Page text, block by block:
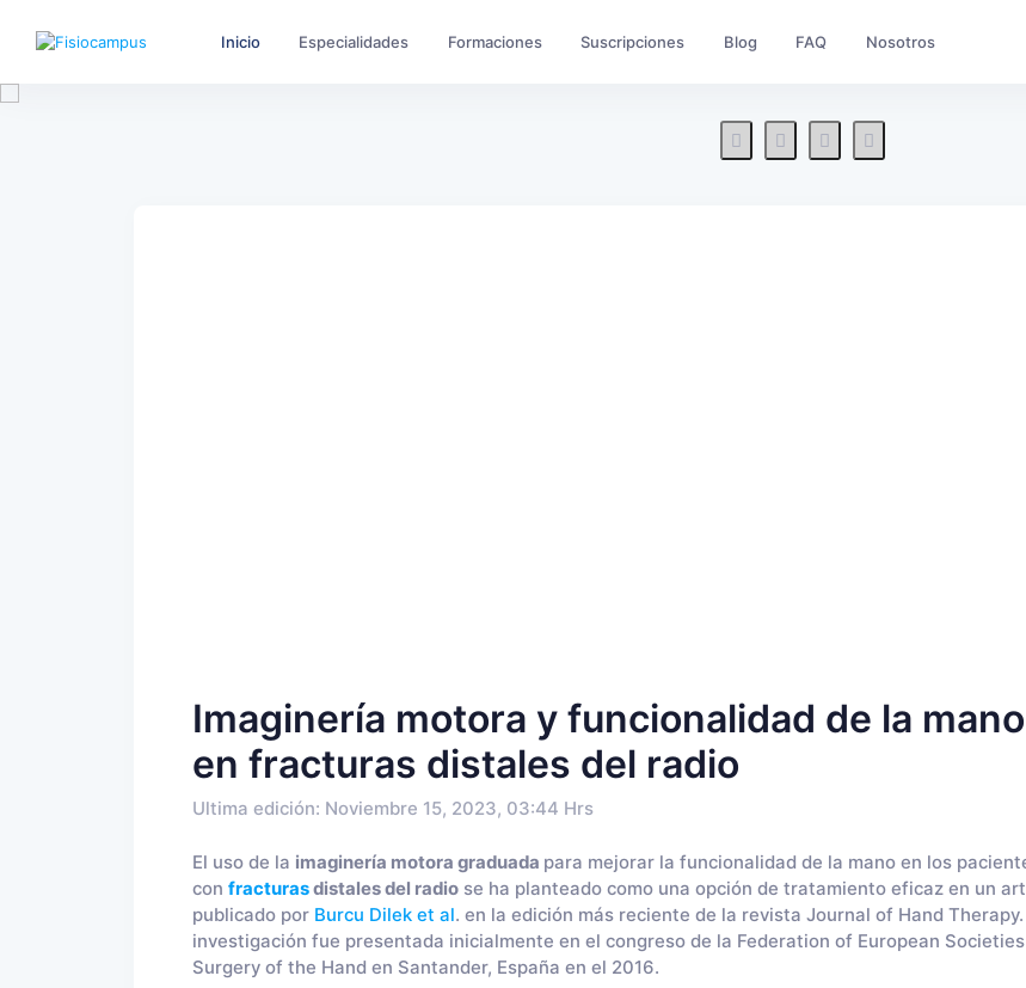
Inicio Especialidades Formaciones Suscripciones Blog FAQ Nosotros
Imaginería motora y funcionalidad de la mano
en fracturas distales del radio
Ultima edición: Noviembre 15, 2023, 03:44 Hrs
El uso de la imaginería motora graduada para mejorar la funcionalidad de la mano en los
con fracturasdistales del radiose ha planteado como una opción de tratamiento eficaz en un
publicado por Burcu Dilek et al. en la edición más reciente de la revista Journal of Hand Therapy.
investigación fue presentada inicialmente en el congreso de la Federation of European
Surgery of the Hand en Santander, España en el 2016.